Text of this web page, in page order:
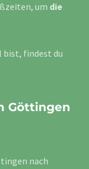
um die
bist, findest du
Göttingen
nach